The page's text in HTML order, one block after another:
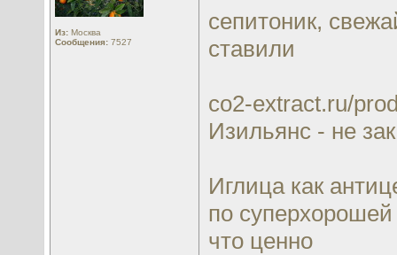
Из: Москва
Сообщения: 7527
сепитоник,
ставили
co2-extract.ru/
Изильянс - не
Иглица как
по
что ценно